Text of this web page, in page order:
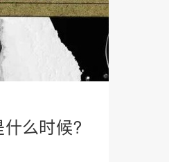
么时候?